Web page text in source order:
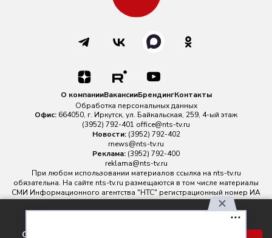
соглашаетесь с правилами
О компанииВакансииБрендингКонтакты
Обработка персональных данных
Офис: 664050, г. Иркутск, ул. Байкальская, 259, 4-ый этаж
(3952) 792-401 office@nts-tv.ru
Новости: (3952) 792-402
rnews@nts-tv.ru
Реклама: (3952) 792-400
reklama@nts-tv.ru
При любом использовании материалов ссылка на nts-tv.ru
обязательна. На сайте nts-tv.ru размещаются в том числе материалы
СМИ Информационного агентства "НТС" регистрационный номер ИА
№ ФС 77 - 88763 зарегистрировано Федеральной службой по
надзору в сфере связи, информационных технологий и массовых
Главный редактор ИА "НТС" Иштулкин Евгений Александрович
16+